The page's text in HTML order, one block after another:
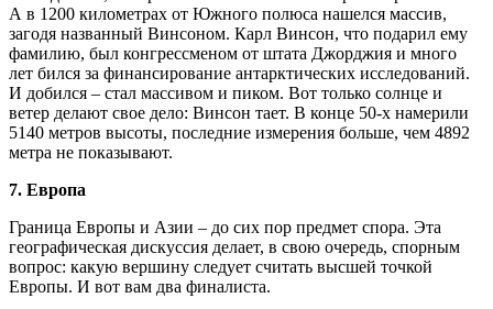
А в 1200 километрах от Южного полюса нашелся массив,
загодя названный Винсоном. Карл Винсон, что подарил ему
фамилию, был конгрессменом от штата Джорджия и много
лет бился за финансирование антарктических исследований.
И добился – стал массивом и пиком. Вот только солнце и
ветер делают свое дело: Винсон тает. В конце 50-х намерили
5140 метров высоты, последние измерения больше, чем 4892
метра не показывают.
7. Европа
Граница Европы и Азии – до сих пор предмет спора. Эта
географическая дискуссия делает, в свою очередь, спорным
вопрос: какую вершину следует считать высшей точкой
Европы. И вот вам два финалиста.